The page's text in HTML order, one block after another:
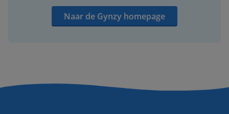
Naar de Gynzy homepage